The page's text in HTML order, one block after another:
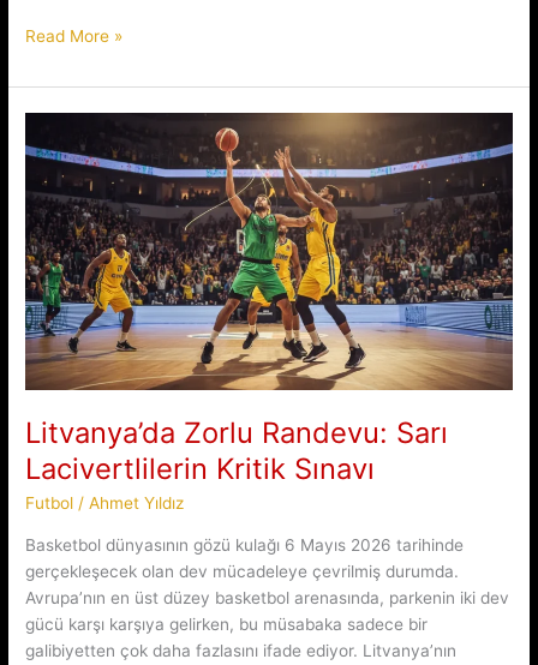
Cüneyt
Dünya
Kupası
Görevi:
Türk
Futbolunun
Küresel
Başarısı
Read More »
Litvanya’da Zorlu Randevu: Sarı
Lacivertlilerin Kritik Sınavı
Futbol /Ahmet Yıldız
Basketbol dünyasının gözü kulağı 6 Mayıs 2026 tarihinde
gerçekleşecek olan dev mücadeleye çevrilmiş durumda.
Avrupa’nın en üst düzey basketbol arenasında, parkenin iki dev
gücü karşı karşıya gelirken, bu müsabaka sadece bir
galibiyetten çok daha fazlasını ifade ediyor. Litvanya’nın